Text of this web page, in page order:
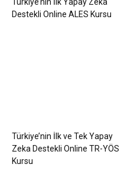
Destekli Online ALES Kursu
Türkiye’nin İlk ve Tek Yapay
Zeka Destekli Online TR-YÖS
Kursu